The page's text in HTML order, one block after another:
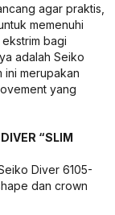
agar praktis,
memenuhi
bagi
adalah Seiko
ini merupakan
yang
“SLIM
Diver 6105-
dan crown